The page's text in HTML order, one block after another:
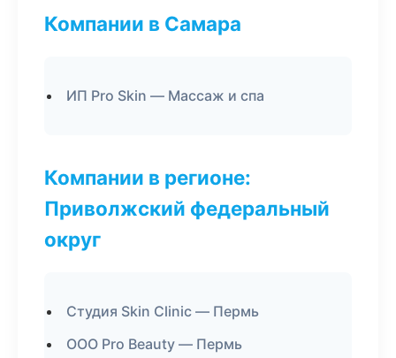
Компании в Самара
ИП Pro Skin — Массаж и спа
Компании в регионе:
Приволжский федеральный
округ
Студия Skin Clinic — Пермь
ООО Pro Beauty — Пермь